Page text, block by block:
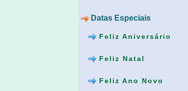
Datas Especiais
Feliz Aniversário
Feliz Natal
Feliz Ano Novo